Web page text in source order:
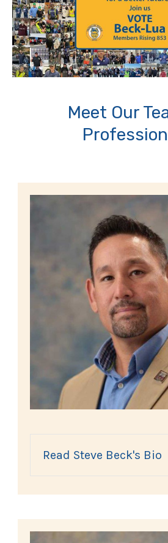
Meet Our
Read Steve Beck's Bio